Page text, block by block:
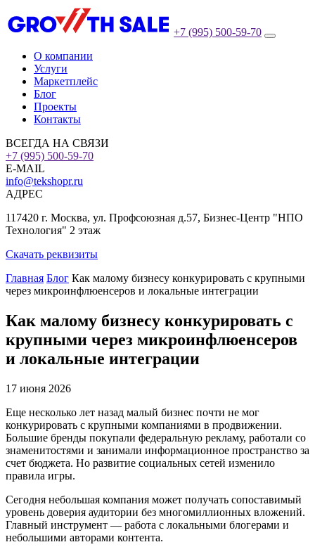
+7 (995) 500-59-70
О компании
Услуги
Маркетплейс
Блог
Проекты
Контакты
ВСЕГДА НА СВЯЗИ
+7 (995) 500-59-70
E-MAIL
info@tekshopr.ru
АДРЕС
117420 г. Москва, ул. Профсоюзная д.57, Бизнес-Центр "НПО
Технология" 2 этаж
Скачать реквизиты
Главная Блог Как малому бизнесу конкурировать с крупными
через микроинфлюенсеров и локальные интеграции
Как малому бизнесу конкурировать с
крупными через микроинфлюенсеров
и локальные интеграции
17 июня 2026
Еще несколько лет назад малый бизнес почти не мог
конкурировать с крупными компаниями в продвижении.
Большие бренды покупали федеральную рекламу, работали со
знаменитостями и занимали информационное пространство за
счет бюджета. Но развитие социальных сетей изменило
правила игры.
Сегодня небольшая компания может получать сопоставимый
уровень доверия аудитории без многомиллионных вложений.
Главный инструмент — работа с локальными блогерами и
небольшими авторами контента.